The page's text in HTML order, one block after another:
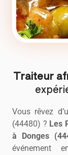
Traiteur
Vous rêvez
(44480) ? Les
à Donges
événement